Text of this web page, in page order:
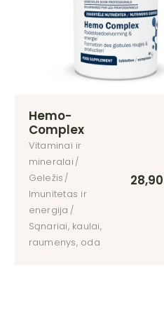
Hemo-
Complex
Vitaminai ir
mineralai
Geležis
Imunitetas ir
energija
Sąnariai, kaulai,
raumenys, oda
28,90